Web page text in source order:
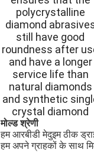
polycrystalline
diamond
still have good
roundness after
and have a longer
service life than
natural diamonds
and synthetic
crystal diamond
मोल्ड श्रेणी
हम आरबीडी मेदुइम ठीक
हम अपने ग्राहकों के साथ